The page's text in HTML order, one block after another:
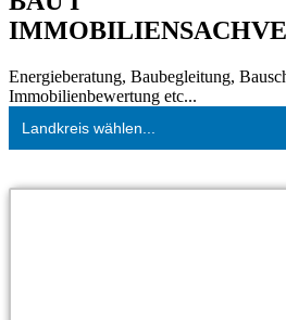
Energieberatung, Baubegleitung,
Immobilienbewertung etc...
Landkreis wählen...